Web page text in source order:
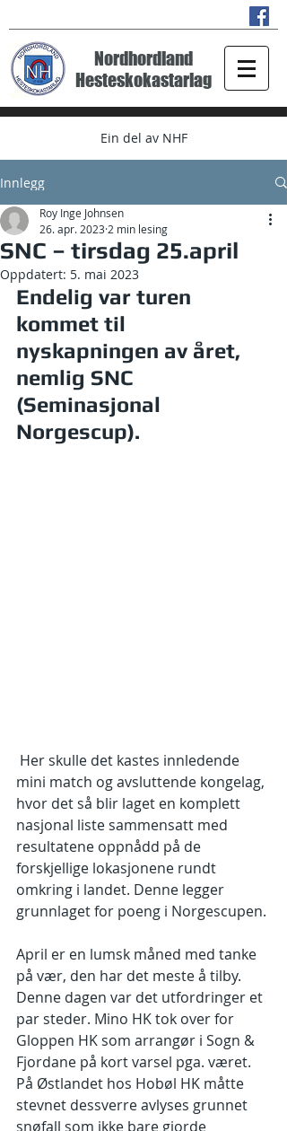
Nordhordland
Hesteskokastarlag
Ein del av NHF
Innlegg
SNC – tirsdag 25.april
Roy Inge Johnsen
26. apr. 2023 2 min lesing
Oppdatert: 5. mai 2023
Endelig var turen
kommet til
nyskapningen av året,
nemlig SNC
(Seminasjonal
Norgescup).
mini match og avsluttende kongelag,
hvor det så blir laget en komplett
nasjonal liste sammensatt med
resultatene oppnådd på de
forskjellige lokasjonene rundt
omkring i landet. Denne legger
grunnlaget for poeng i Norgescupen.
April er en lumsk måned med tanke
på vær, den har det meste å tilby.
Denne dagen var det utfordringer et
par steder. Mino HK tok over for
Gloppen HK som arrangør i Sogn &
Fjordane på kort varsel pga. været.
På Østlandet hos Hobøl HK måtte
stevnet dessverre avlyses grunnet
snøfall som ikke bare gjorde